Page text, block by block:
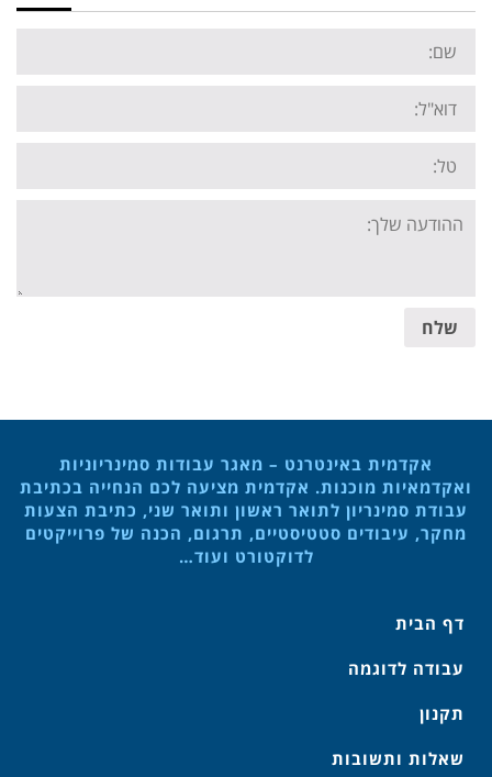
Name:
Email:
Tel:
Your
message:
שלח
אקדמית באינטרנט – מאגר עבודות סמינריוניות
ואקדמאיות מוכנות. אקדמית מציעה לכם הנחייה בכתיבת
עבודת סמינריון לתואר ראשון ותואר שני, כתיבת הצעות
מחקר, עיבודים סטטיסטיים, תרגום, הכנה של פרוייקטים
לדוקטורט ועוד…
דף הבית
עבודה לדוגמה
תקנון
שאלות ותשובות